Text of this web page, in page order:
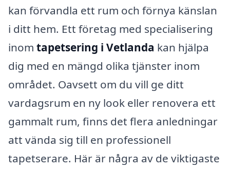
kan förvandla ett rum och förnya känslan
i ditt hem. Ett företag med specialisering
inom tapetsering i Vetlanda kan hjälpa
dig med en mängd olika tjänster inom
området. Oavsett om du vill ge ditt
vardagsrum en ny look eller renovera ett
gammalt rum, finns det flera anledningar
att vända sig till en professionell
tapetserare. Här är några av de viktigaste